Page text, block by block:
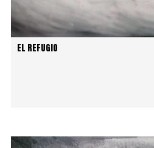
EL REFUGIO